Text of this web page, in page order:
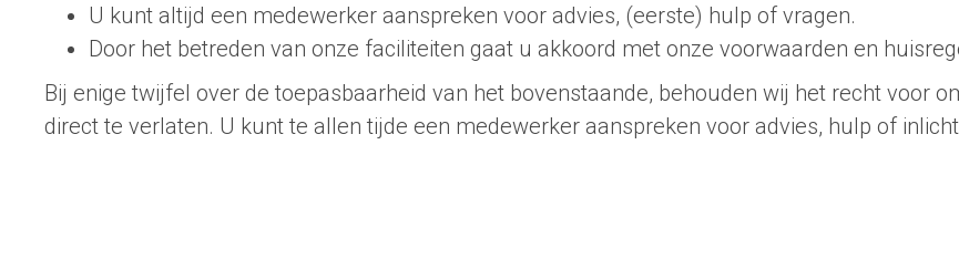
U kunt altijd een medewerker aanspreken voor advies, (eerste) hulp of vragen.
Door het betreden van onze faciliteiten gaat u akkoord met onze voorwaarden en
Bij enige twijfel over de toepasbaarheid van het bovenstaande, behouden wij het recht voor
direct te verlaten. U kunt te allen tijde een medewerker aanspreken voor advies, hulp of